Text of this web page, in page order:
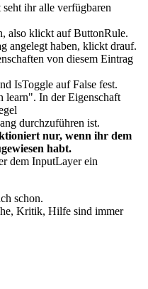
ihr alle verfügbaren
also klickt auf ButtonRule.
angelegt haben, klickt drauf.
von diesem Eintrag
IsToggle auf False fest.
learn". In der Eigenschaft
durchzuführen ist.
nur, wenn ihr dem
habt.
dem InputLayer ein
schon.
Kritik, Hilfe sind immer